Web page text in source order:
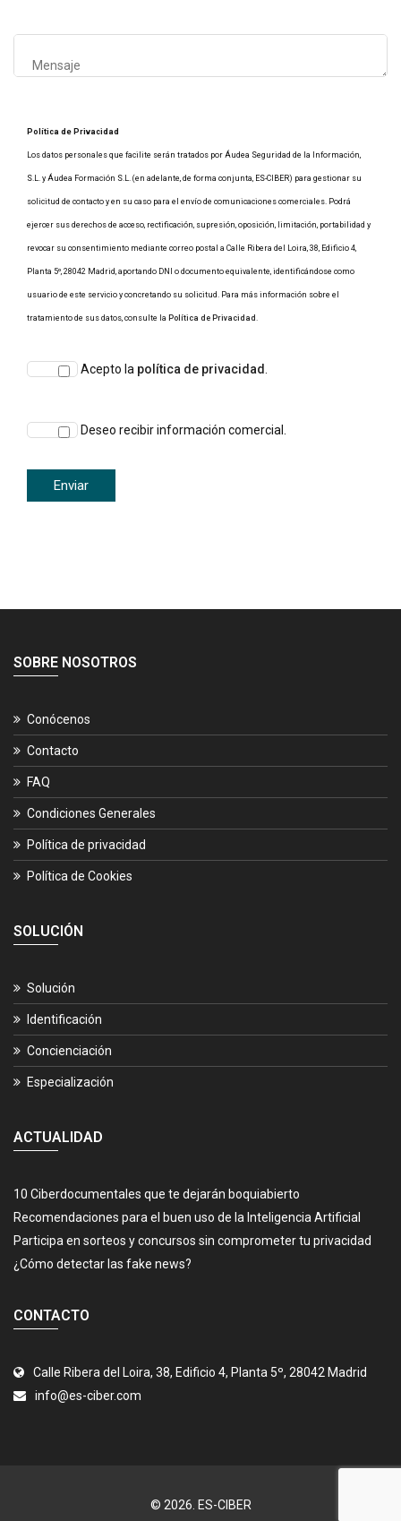
Política de Privacidad
Los datos personales que facilite serán tratados por Áudea Seguridad de la Información,
S.L. y Áudea Formación S.L. (en adelante, de forma conjunta, ES-CIBER) para gestionar su
solicitud de contacto y en su caso para el envío de comunicaciones comerciales. Podrá
ejercer sus derechos de acceso, rectificación, supresión, oposición, limitación, portabilidad y
revocar su consentimiento mediante correo postal a Calle Ribera del Loira, 38, Edificio 4,
Planta 5º, 28042 Madrid, aportando DNI o documento equivalente, identificándose como
usuario de este servicio y concretando su solicitud. Para más información sobre el
tratamiento de sus datos, consulte la Política de Privacidad
Acepto la política de privacidad
Deseo recibir información comercial.
SOBRE NOSOTROS
Conócenos
Contacto
FAQ
Condiciones Generales
Política de privacidad
Política de Cookies
SOLUCIÓN
Solución
Identificación
Concienciación
Especialización
ACTUALIDAD
10 Ciberdocumentales que te dejarán boquiabierto
Recomendaciones para el buen uso de la Inteligencia Artificial
Participa en sorteos y concursos sin comprometer tu privacidad
¿Cómo detectar las fake news?
CONTACTO
Calle Ribera del Loira, 38, Edificio 4, Planta 5º, 28042 Madrid
info@es-ciber.com
© 2026. ES-CIBER